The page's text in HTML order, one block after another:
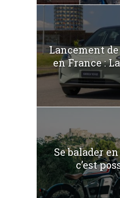
Lancement de
en France :
Se balader
c’est